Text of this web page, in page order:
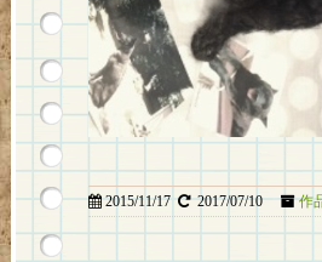
2015/11/17 2017/07/10 作